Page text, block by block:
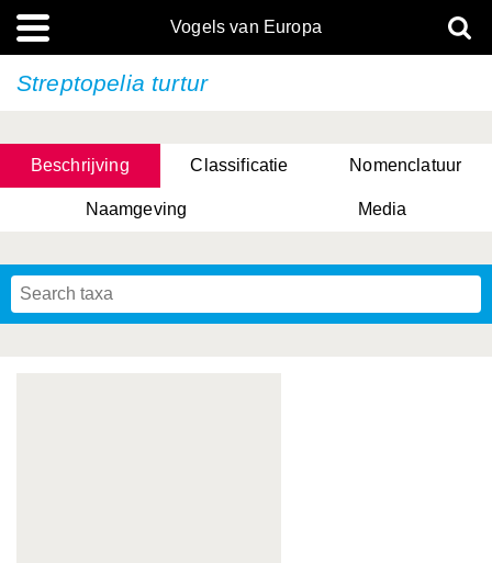
Vogels van Europa
Streptopelia turtur
Beschrijving Classificatie Nomenclatuur
Naamgeving Media